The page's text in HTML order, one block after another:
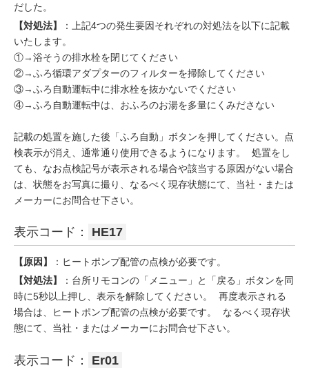
だした。
【対処法】
：上記4つの発生要因それぞれの対処法を以下に記載
いたします。
①→浴そうの排水栓を閉じてください
②→ふろ循環アダプターのフィルターを掃除してください
③→ふろ自動運転中に排水栓を抜かないでください
④→ふろ自動運転中は、おふろのお湯を多量にくみださない
記載の処置を施した後「ふろ自動」ボタンを押してください。点
検表示が消え、通常通り使用できるようになります。 処置をし
ても、なお点検記号が表示される場合や該当する原因がない場合
は、状態をお写真に撮り、なるべく現存状態にて、当社・または
メーカーにお問合せ下さい。
表示コード： HE17
【原因】
：ヒートポンプ配管の点検が必要です。
【対処法】
：台所リモコンの「メニュー」と「戻る」ボタンを同
時に5秒以上押し、表示を解除してください。 再度表示される
場合は、ヒートポンプ配管の点検が必要です。 なるべく現存状
態にて、当社・またはメーカーにお問合せ下さい。
表示コード： Er01